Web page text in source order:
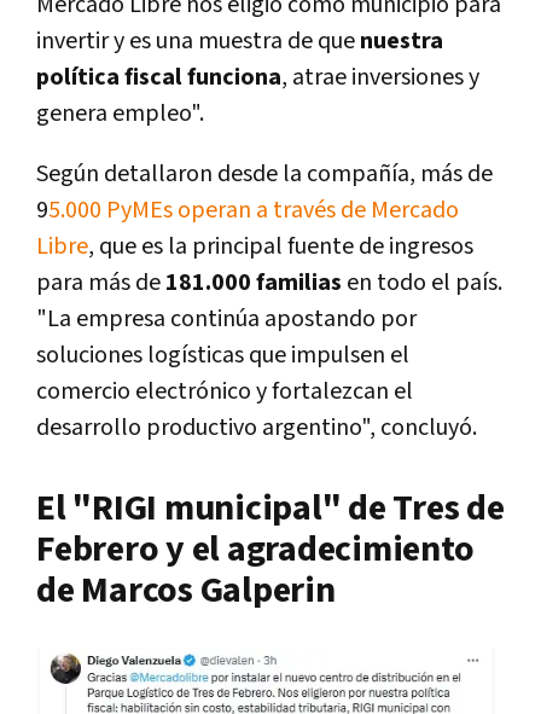
invertir y es una muestra de quenuestra
política fiscal funciona, atrae inversiones y
genera empleo".
Según detallaron desde la compañía, más de
95.000 PyMEs operan a través de Mercado
Libre, que es la principal fuente de ingresos
para más de181.000 familias en todo el país.
"La empresa continúa apostando por
soluciones logísticas que impulsen el
comercio electrónico y fortalezcan el
desarrollo productivo argentino", concluyó.
El "RIGI municipal" de Tres de
Febrero y el agradecimiento
de Marcos Galperin